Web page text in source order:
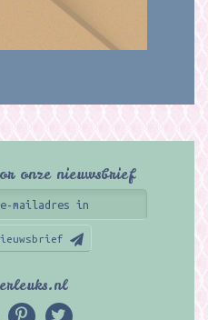
onze nieuwsbrief